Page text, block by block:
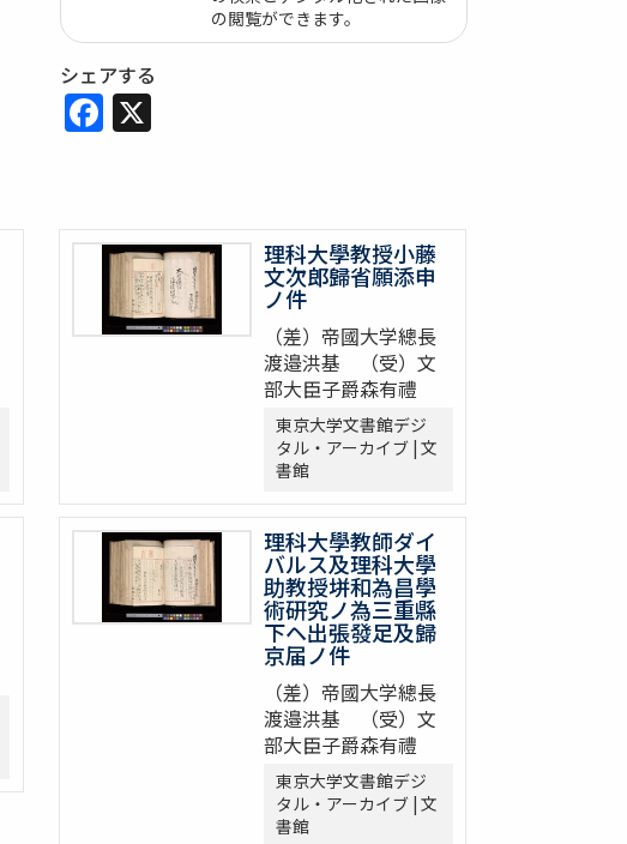
の閲覧ができます。
シェアする
Facebook
X
理科大學教授小藤
文次郎歸省願添申
ノ件
（差）帝國大学總長
渡邉洪基 （受）文
部大臣子爵森有禮
東京大学文書館デジ
タル・アーカイブ | 文
書館
理科大學教師ダイ
バルス及理科大學
助教授垪和為昌學
術研究ノ為三重縣
下ヘ出張發足及歸
京届ノ件
（差）帝國大学總長
渡邉洪基 （受）文
部大臣子爵森有禮
東京大学文書館デジ
タル・アーカイブ | 文
書館